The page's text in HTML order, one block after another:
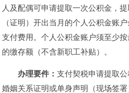
人及配偶可申请提取一次公积金，
（证明）开出当月的个人公积金账
支付费用。个人公积金账户须至少
的缴存额（不含新职工补贴）。
办理要件：支付契税申请提取公
婚姻关系证明或单身声明（现场签